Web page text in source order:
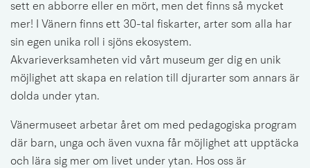
sett en abborre eller en mört, men det finns så mycket
mer! I Vänern finns ett 30-tal fiskarter, arter som alla har
sin egen unika roll i sjöns ekosystem.
Akvarieverksamheten vid vårt museum ger dig en unik
möjlighet att skapa en relation till djurarter som annars är
dolda under ytan.
Vänermuseet arbetar året om med pedagogiska program
där barn, unga och även vuxna får möjlighet att upptäcka
och lära sig mer om livet under ytan. Hos oss är